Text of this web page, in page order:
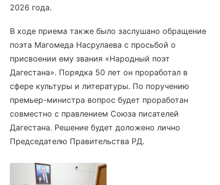
2026 года.
В ходе приема также было заслушано обращение
поэта Магомеда Насрулаева с просьбой о
присвоении ему звания «Народный поэт
Дагестана». Порядка 50 лет он проработал в
сфере культуры и литературы. По поручению
премьер-министра вопрос будет проработан
совместно с правлением Союза писателей
Дагестана. Решение будет доложено лично
Председателю Правительства РД.